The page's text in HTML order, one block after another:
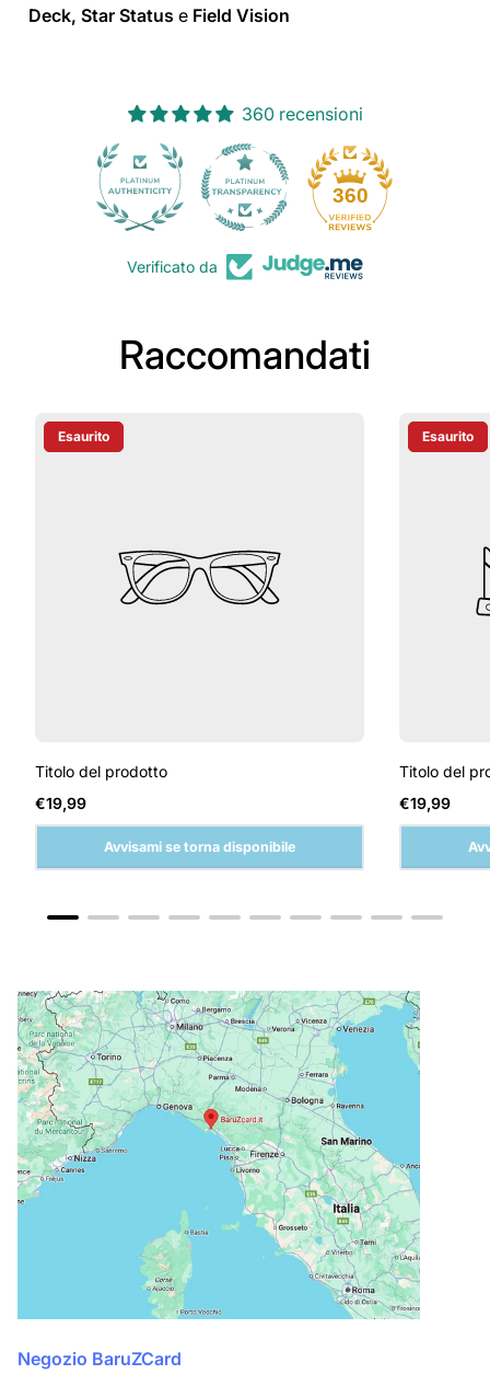
Deck, Star Status e Field Vision
360 recensioni
360
Verificato da
Raccomandati
Etichetta Del Prodotto:
Esaurito
Titolo del prodotto
Prezzo
normale
€19,99
Avvisami se torna disponibile
Etichetta
Esaurito
Titolo del
Prezzo
normale
€19,99
Negozio BaruZCard